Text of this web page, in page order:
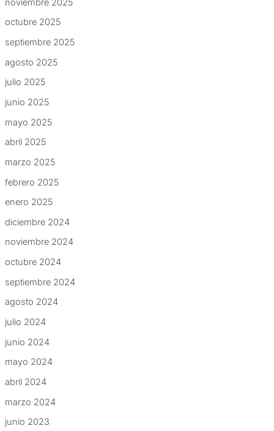
noviembre 2025
octubre 2025
septiembre 2025
agosto 2025
julio 2025
junio 2025
mayo 2025
abril 2025
marzo 2025
febrero 2025
enero 2025
diciembre 2024
noviembre 2024
octubre 2024
septiembre 2024
agosto 2024
julio 2024
junio 2024
mayo 2024
abril 2024
marzo 2024
junio 2023